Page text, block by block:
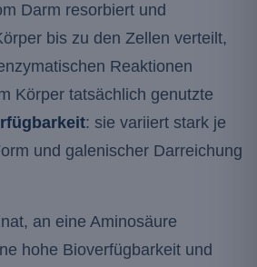
Darm resorbiert und
bis zu den Zellen verteilt,
Reaktionen
Körper tatsächlich genutzte
: sie variiert stark je
und galenischer Darreichung
an eine Aminosäure
hohe Bioverfügbarkeit und